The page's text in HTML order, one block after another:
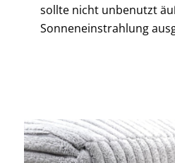
sollte nicht unbenutzt
Sonneneinstrahlung